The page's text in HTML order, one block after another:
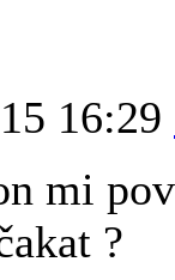
16:29
mi
?